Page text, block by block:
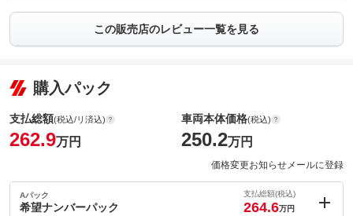
この販売店のレビュー一覧を見る
購入パック
支払総額(税込/リ済込)
262.9万円
車両本体価格(税込)
250.2万円
価格変更お知らせメールに登録
Aパック
希望ナンバーパック
支払総額(税込)
264.6万円